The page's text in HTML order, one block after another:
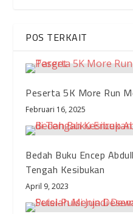
POS TERKAIT
Peserta 5K More Run
Februari 16, 2025
Bedah Buku Encep
Tengah Kesibukan
April 9, 2023